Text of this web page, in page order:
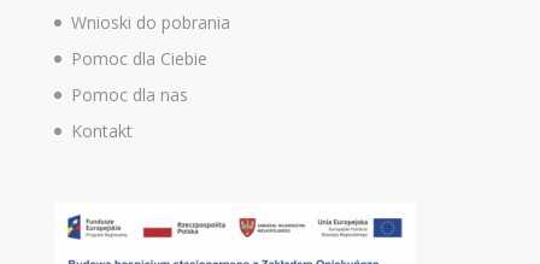
Wnioski do pobrania
Pomoc dla Ciebie
Pomoc dla nas
Kontakt